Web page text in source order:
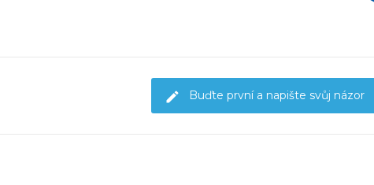
Buďte první a napište svůj názor